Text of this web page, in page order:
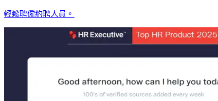
輕鬆聘僱約聘人員。​​